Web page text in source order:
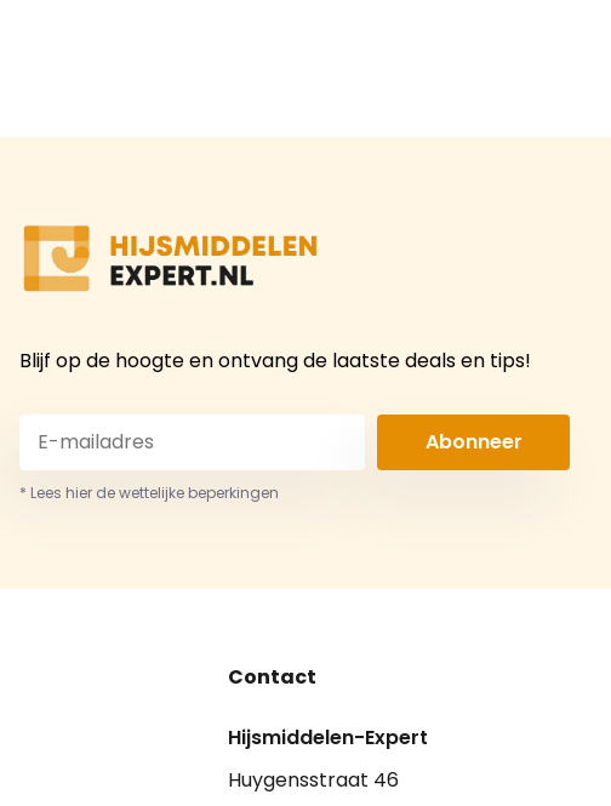
Blijf op de hoogte en ontvang de laatste deals en tips!
Abonneer
* Lees hier de wettelijke beperkingen
Contact
Hijsmiddelen-Expert
Huygensstraat 46